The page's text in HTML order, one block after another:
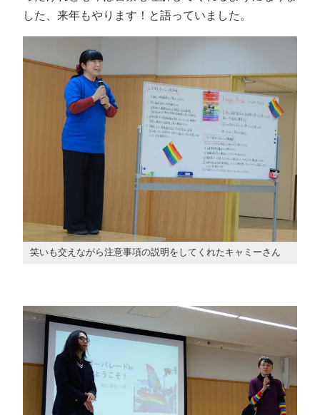
した、来年もやります！と語っていました。
笑いも交えながら注意事項の説明をしてくれたキャミーさん